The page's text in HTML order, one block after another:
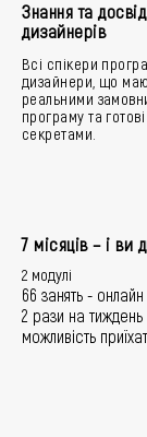
Знання та
дизайнерів
Всі спікери
дизайнери, що
реальними
програму та
секретами.
7 місяців – і ви
2 модулі
66 занять - онлайн
2 рази на тиждень
можливість